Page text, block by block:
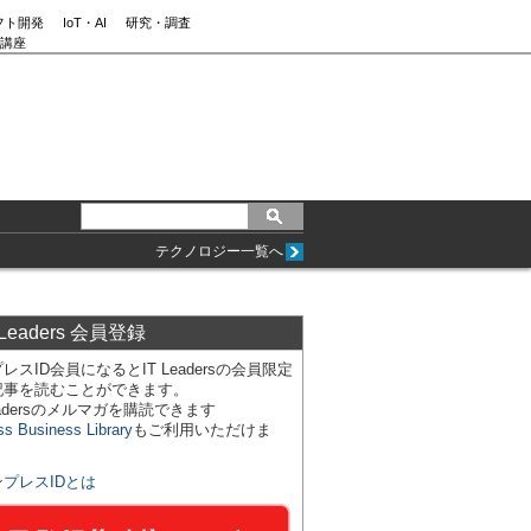
ト開発 IoT・AI
研究・調査
座
テクノロジー一覧へ
会員登録
スID会員になるとIT Leadersの会員限定
を読むことができます。
のメルマガを購読できます
Business Libraryもご利用いただけま
プレスIDとは